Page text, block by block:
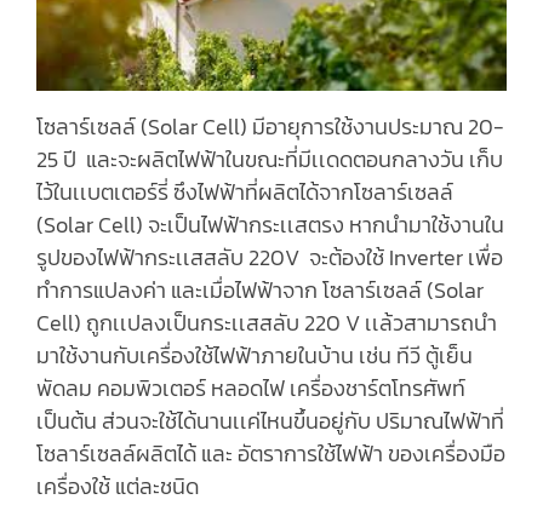
โซลาร์เซลล์ (Solar Cell) มีอายุการใช้งานประมาณ 20-
25 ปี และจะผลิตไฟฟ้าในขณะที่มีเเดดตอนกลางวัน เก็บ
ไว้ในเเบตเตอร์รี่ ซึงไฟฟ้าที่ผลิตได้จากโซลาร์เซลล์
(Solar Cell) จะเป็นไฟฟ้ากระเเสตรง หากนำมาใช้งานใน
รูปของไฟฟ้ากระเเสสลับ 220V จะต้องใช้ Inverter เพื่อ
ทำการแปลงค่า และเมื่อไฟฟ้าจาก โซลาร์เซลล์ (Solar
Cell) ถูกเเปลงเป็นกระเเสสลับ 220 V เเล้วสามารถนำ
มาใช้งานกับเครื่องใช้ไฟฟ้าภายในบ้าน เช่น ทีวี ตู้เย็น
พัดลม คอมพิวเตอร์ หลอดไฟ เครื่องชาร์ตโทรศัพท์
เป็นต้น ส่วนจะใช้ได้นานเเค่ไหนขึ้นอยู่กับ ปริมาณไฟฟ้าที่
โซลาร์เซลล์ผลิตได้ และ อัตราการใช้ไฟฟ้า ของเครื่องมือ
เครื่องใช้ แต่ละชนิด